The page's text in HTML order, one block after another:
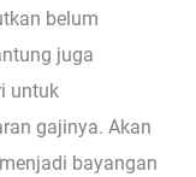
belum
juga
untuk
gajinya. Akan
bayangan